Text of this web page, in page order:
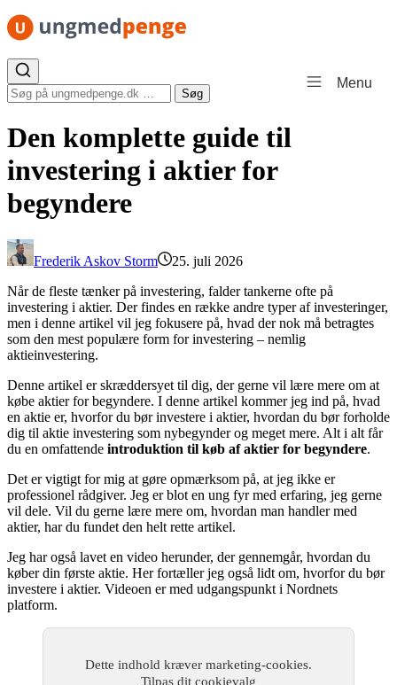
Spring til indhold
Menu
Søg efter: Søg
Den komplette guide til
investering i aktier for
begyndere
Frederik Askov Storm
25. juli 2026
Når de fleste tænker på investering, falder tankerne ofte på
investering i aktier. Der findes en række andre typer af investeringer,
men i denne artikel vil jeg fokusere på, hvad der nok må betragtes
som den mest populære form for investering – nemlig
aktieinvestering.
Denne artikel er skræddersyet til dig, der gerne vil lære mere om at
købe aktier for begyndere. I denne artikel kommer jeg ind på, hvad
en aktie er, hvorfor du bør investere i aktier, hvordan du bør forholde
dig til aktie investering som nybegynder og meget mere. Alt i alt får
du en omfattende introduktion til køb af aktier for begyndere.
Det er vigtigt for mig at gøre opmærksom på, at jeg ikke er
professionel rådgiver. Jeg er blot en ung fyr med erfaring, jeg gerne
vil dele. Vil du gerne lære mere om, hvordan man handler med
aktier, har du fundet den helt rette artikel.
Jeg har også lavet en video herunder, der gennemgår, hvordan du
køber din første aktie. Her fortæller jeg også lidt om, hvorfor du bør
investere i aktier. Videoen er med udgangspunkt i Nordnets
platform.
Dette indhold kræver marketing-cookies.
Tilpas dit cookievalg